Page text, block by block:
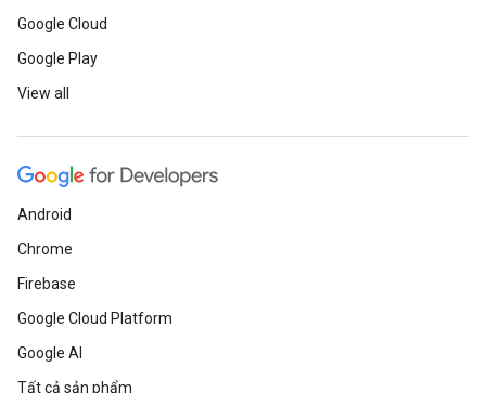
Google Cloud
Google Play
View all
Android
Chrome
Firebase
Google Cloud Platform
Google AI
Tất cả sản phẩm